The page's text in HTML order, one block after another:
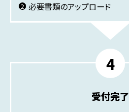
必要書類のアップロード
受付完了